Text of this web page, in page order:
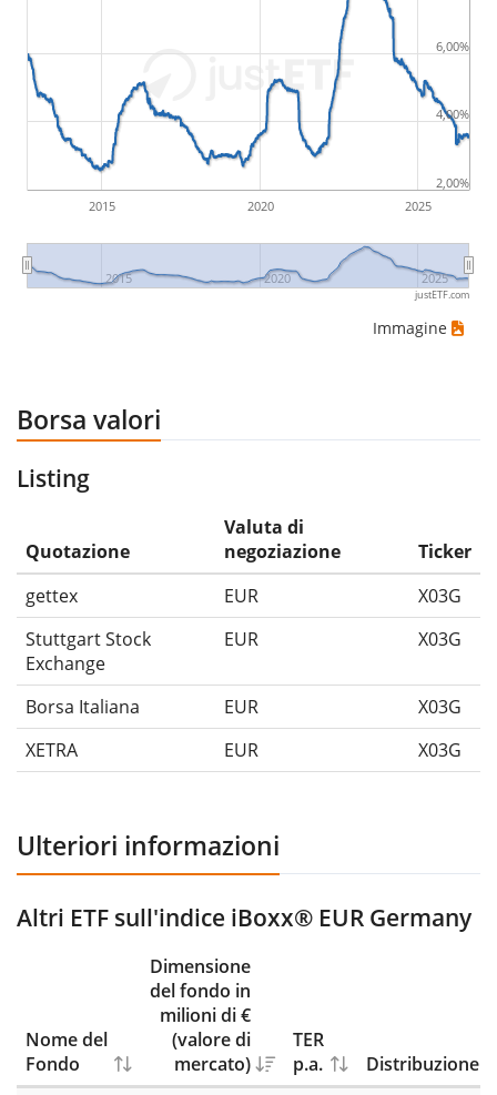
2015 2020 2025
2015 2020 2025
2,00%
4,00%
6,00%
justETF.com
Immagine
Borsa valori
Listing
Quotazione
Valuta di
negoziazione
Ticker
gettex
EUR
X03G
Stuttgart Stock
Exchange
EUR X03G
Borsa Italiana EUR
X03G
XETRA
EUR X03G
Ulteriori informazioni
Altri ETF sull'indice iBoxx® EUR Germany
Nome del
Fondo
Dimensione
del fondo in
milioni di €
(valore di
mercato)
TER
p.a.
Distribuzione